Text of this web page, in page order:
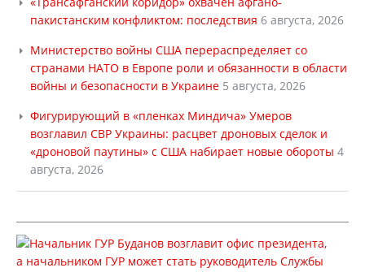
пакистанским конфликтом: последствия 6 августа, 2026
Министерство войны США перераспределяет со
странами НАТО в Европе роли и обязанности в области
войны и безопасности в Украине 5 августа, 2026
Фигурирующий в «пленках Миндича» Умеров
возглавил СВР Украины: расцвет дроновых сделок и
«дроновой паутины» с США набирает новые обороты 4
августа, 2026